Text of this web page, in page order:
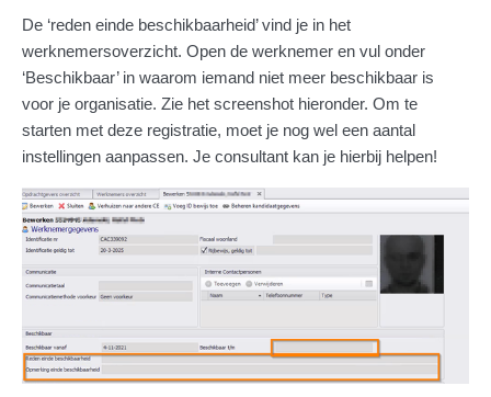
De ‘reden einde beschikbaarheid’ vind je in het
werknemersoverzicht. Open de werknemer en vul onder
‘Beschikbaar’ in waarom iemand niet meer beschikbaar is
voor je organisatie. Zie het screenshot hieronder. Om te
starten met deze registratie, moet je nog wel een aantal
instellingen aanpassen. Je consultant kan je hierbij helpen!